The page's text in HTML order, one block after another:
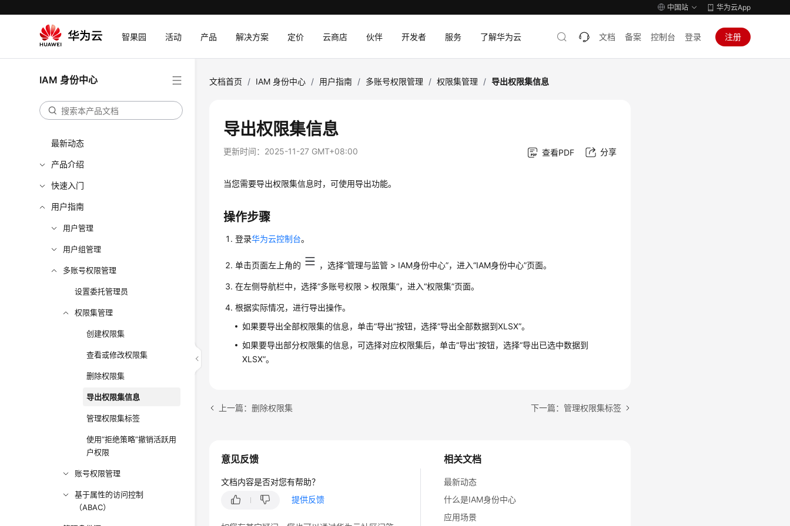
中国站 华为云App
智果园 活动 产品 解决方案 定价 云商店 伙伴 开发者 服务 了解华为云 文档 备案 控制台 登录 注册
IAM 身份中心
最新动态
产品介绍
快速入门
用户指南
用户管理
用户组管理
多账号权限管理
设置委托管理员
权限集管理
创建权限集
查看或修改权限集
删除权限集
导出权限集信息
管理权限集标签
使用“拒绝策略”撤销活跃用
户权限
账号权限管理
基于属性的访问控制
（ABAC）
文档首页 / IAM 身份中心 / 用户指南 / 多账号权限管理 / 权限集管理 / 导出权限集信息
导出权限集信息
更新时间： 2025-11-27 GMT+08:00 查看PDF 分享
当您需要导出权限集信息时，可使用导出功能。
操作步骤
登录华为云控制台。
单击页面左上角的 ，选择“管理与监管 > IAM身份中心”，进入“IAM身份中心”页面。
在左侧导航栏中，选择“多账号权限 > 权限集”，进入“权限集”页面。
根据实际情况，进行导出操作。
如果要导出全部权限集的信息，单击“导出”按钮，选择“导出全部数据到XLSX”。
如果要导出部分权限集的信息，可选择对应权限集后，单击“导出”按钮，选择“导出已选中数据到
XLSX”。
上一篇：删除权限集 下一篇：管理权限集标签
相关文档
最新动态
什么是IAM身份中心
应用场景
意见反馈
文档内容是否对您有帮助？
提供反馈